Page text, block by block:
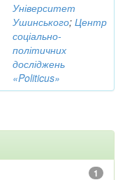
Університет
Ушинського; Центр
соціально-
політичних
досліджень
«Politicus»
1